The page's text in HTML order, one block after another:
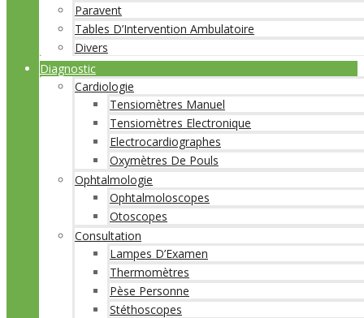
Paravent
Tables D’Intervention Ambulatoire
Divers
Diagnostic
Cardiologie
Tensiomètres Manuel
Tensiomètres Electronique
Electrocardiographes
Oxymètres De Pouls
Ophtalmologie
Ophtalmoloscopes
Otoscopes
Consultation
Lampes D’Examen
Thermomètres
Pèse Personne
Stéthoscopes